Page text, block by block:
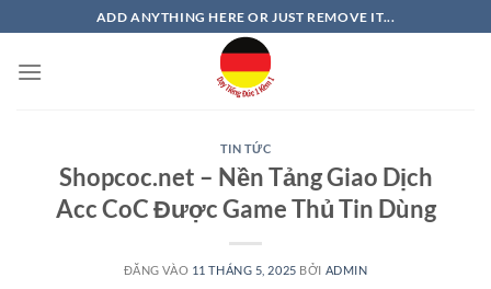
qua
nội
ADD ANYTHING HERE OR JUST REMOVE IT...
TIN TỨC
Shopcoc.net – Nền Tảng Giao Dịch
Acc CoC Được Game Thủ Tin Dùng
ĐĂNG VÀO 11 THÁNG 5, 2025 BỞI ADMIN